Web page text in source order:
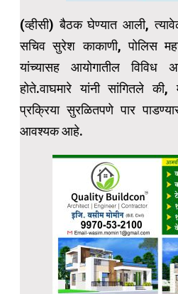
(व्हीसी) बैठक घेण्यात आली,
सचिव सुरेश काकाणी, पोलिस
यांच्यासह आयोगातील विविध
होते.वाघमारे यांनी सांगितले
प्रक्रिया सुरळितपणे पार
आवश्यक आहे.